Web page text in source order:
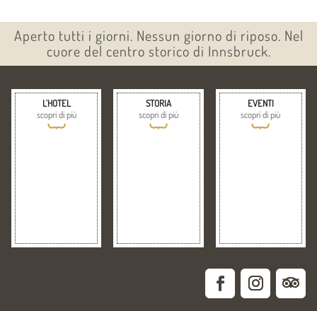
Aperto tutti i giorni. Nessun giorno di riposo. Nel
cuore del centro storico di Innsbruck.
L’HOTEL
scopri di più
{
STORIA
scopri di più
{
EVENTI
scopri di più
{